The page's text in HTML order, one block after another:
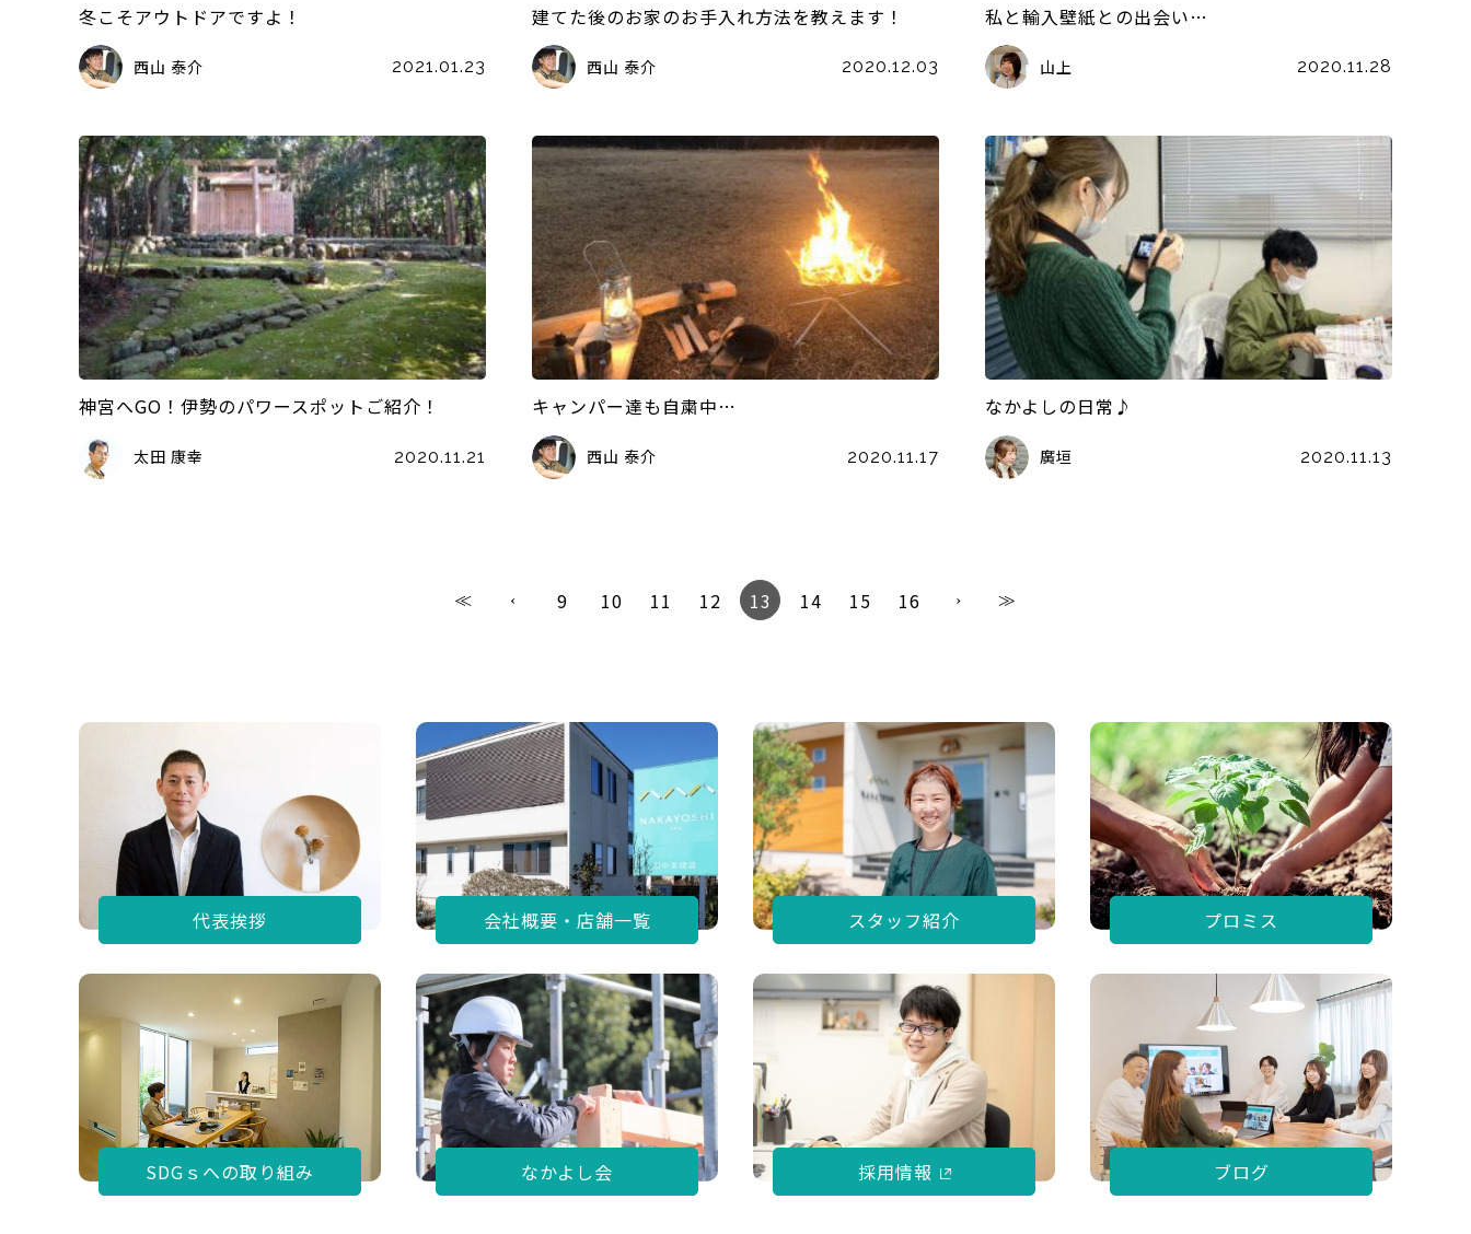
冬こそアウトドアですよ！
西山 泰介 2021.01.23
建てた後のお家のお手入れ方法を教えます！
西山 泰介 2020.12.03
私と輸入壁紙との出会い…
山上 2020.11.28
神宮へGO！伊勢のパワースポットご紹介！
太田 康幸 2020.11.21
キャンパー達も自粛中…
西山 泰介 2020.11.17
なかよしの日常♪
廣垣 2020.11.13
9 10 11 12 13 14 15 16
代表挨拶 会社概要・店舗一覧 スタッフ紹介 プロミス
SDGｓへの取り組み なかよし会 採用情報 ブログ